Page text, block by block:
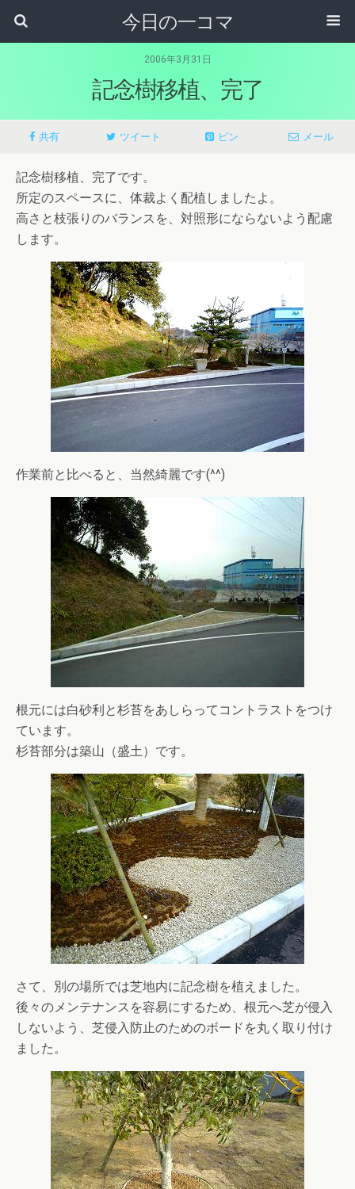
今日の一コマ
2006年3月31日
記念樹移植、完了
共有 ツイート ピン メール
記念樹移植、完了です。
所定のスペースに、体裁よく配植しましたよ。
高さと枝張りのバランスを、対照形にならないよう配慮
します。
作業前と比べると、当然綺麗です(^^)
根元には白砂利と杉苔をあしらってコントラストをつけ
ています。
杉苔部分は築山（盛土）です。
さて、別の場所では芝地内に記念樹を植えました。
後々のメンテナンスを容易にするため、根元へ芝が侵入
しないよう、芝侵入防止のためのボードを丸く取り付け
ました。